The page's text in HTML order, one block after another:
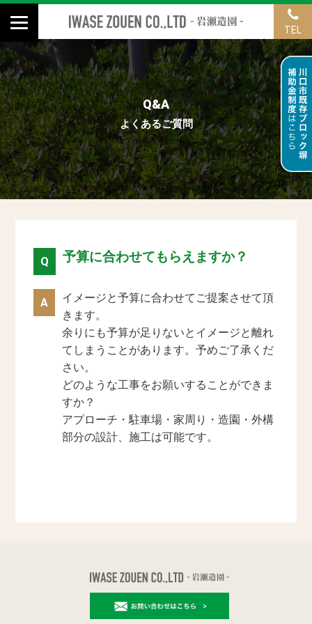
TEL
Q&A
よくあるご質問
Q 予算に合わせてもらえますか？
A
イメージと予算に合わせてご提案させて頂
きます。
余りにも予算が足りないとイメージと離れ
てしまうことがあります。予めご了承くだ
さい。
どのような工事をお願いすることができま
すか？
アプローチ・駐車場・家周り・造園・外構
部分の設計、施工は可能です。